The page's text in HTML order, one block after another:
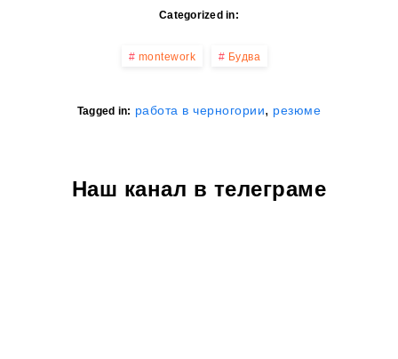
Categorized in:
montework Будва
Tagged in: работа в черногории, резюме
Наш канал в телеграме